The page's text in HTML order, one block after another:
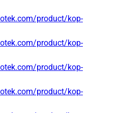
product/kop-
product/kop-
product/kop-
product/kop-